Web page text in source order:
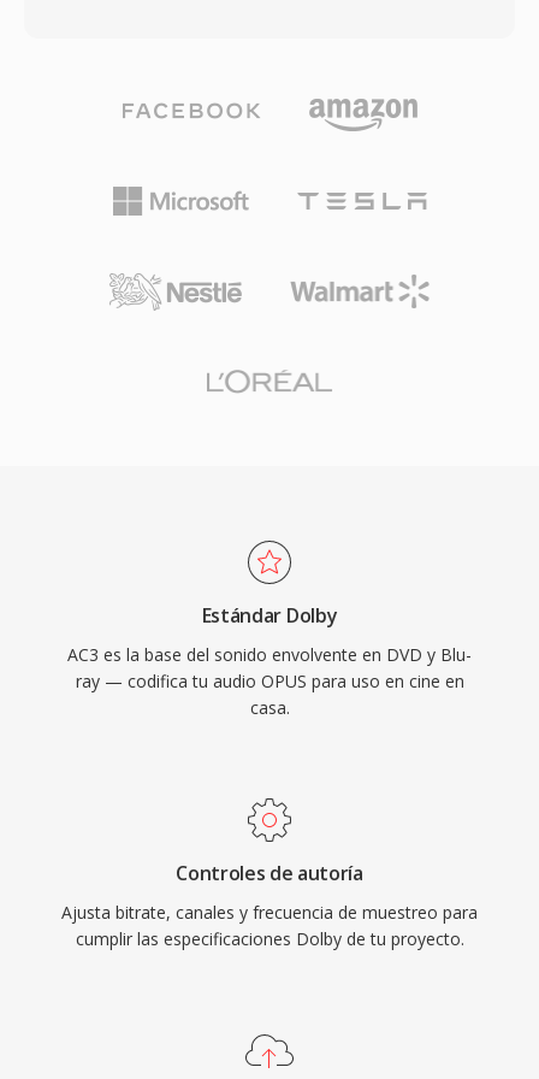
a tasas equivalentes. Y su baja latencia lo
convierte en el códec obligatorio para
incluye un decodificador Opus. WhatsApp,
para el audio en tiempo real.
para descartar información de audio por
generando archivos compactos sin pérdida de
calidad evidente. AC3 se convirtio en el
y se utiliza ampliamente en discos Blu-ray,
es la capacidad de sonido envolvente
canal central dedicado, ideal para contenido de
cine y televisión. La amplía compatibilidad con
decodificadores de hardware en receptores,
televisores y decodificadores permite qué el
audio AC3 se reproduzca de manera fiable en
Estándar Dolby
AC3 es la base del sonido envolvente en DVD y Blu-
ray — codifica tu audio OPUS para uso en cine en
casa.
Controles de autoría
Ajusta bitrate, canales y frecuencia de muestreo para
cumplir las especificaciones Dolby de tu proyecto.